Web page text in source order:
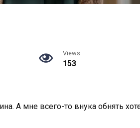
Views
153
А мне всего-то внука обнять